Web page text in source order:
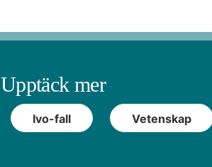
Upptäck mer
Ivo-fall Vetenskap